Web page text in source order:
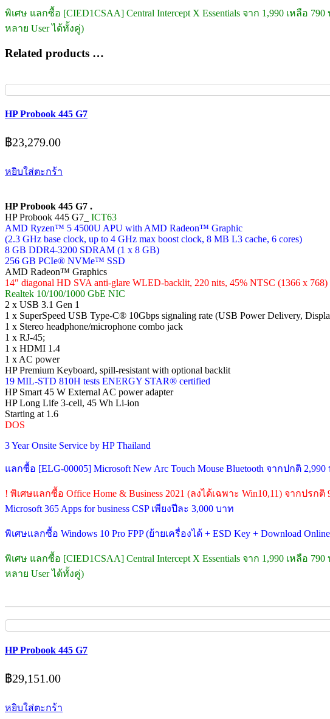
พิเศษ แลกซื้อ [CIED1CSAA] Central Intercept X Essentials จาก 1,990 เหลือ
หลาย User ได้ทั้งคู่)
Related products …
HP Probook 445 G7
฿23,279.00
หยิบใส่ตะกร้า
HP Probook 445 G7 .
HP Probook 445 G7_ ICT63
AMD Ryzen™ 5 4500U APU with AMD Radeon™ Graphic
(2.3 GHz base clock, up to 4 GHz max boost clock, 8 MB L3 cache, 6 cores)
8 GB DDR4-3200 SDRAM (1 x 8 GB)
256 GB PCIe® NVMe™ SSD
AMD Radeon™ Graphics
14″ diagonal HD SVA anti-glare WLED-backlit, 220 nits, 45% NTSC (1366 x 768)
Realtek 10/100/1000 GbE NIC
2 x USB 3.1 Gen 1
1 x SuperSpeed USB Type-C® 10Gbps signaling rate (USB Power Delivery,
1 x Stereo headphone/microphone combo jack
1 x RJ-45;
1 x HDMI 1.4
1 x AC power
HP Premium Keyboard, spill-resistant with optional backlit
19 MIL-STD 810H tests ENERGY STAR® certified
HP Smart 45 W External AC power adapter
HP Long Life 3-cell, 45 Wh Li-ion
Starting at 1.6
DOS
3 Year Onsite Service by HP Thailand
แลกซื้อ [ELG-00005] Microsoft New Arc Touch Mouse Bluetooth จากปกติ
! พิเศษแลกซื้อ Office Home & Business 2021 (ลงได้เฉพาะ Win10,11) จากปร
Microsoft 365 Apps for business CSP เพียงปีละ 3,000 บาท
พิเศษแลกซื้อ Windows 10 Pro FPP (ย้ายเครื่องได้ + ESD Key + Download
พิเศษ แลกซื้อ [CIED1CSAA] Central Intercept X Essentials จาก 1,990 เหลือ
หลาย User ได้ทั้งคู่)
HP Probook 445 G7
฿29,151.00
หยิบใส่ตะกร้า